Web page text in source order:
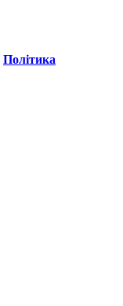
Політика